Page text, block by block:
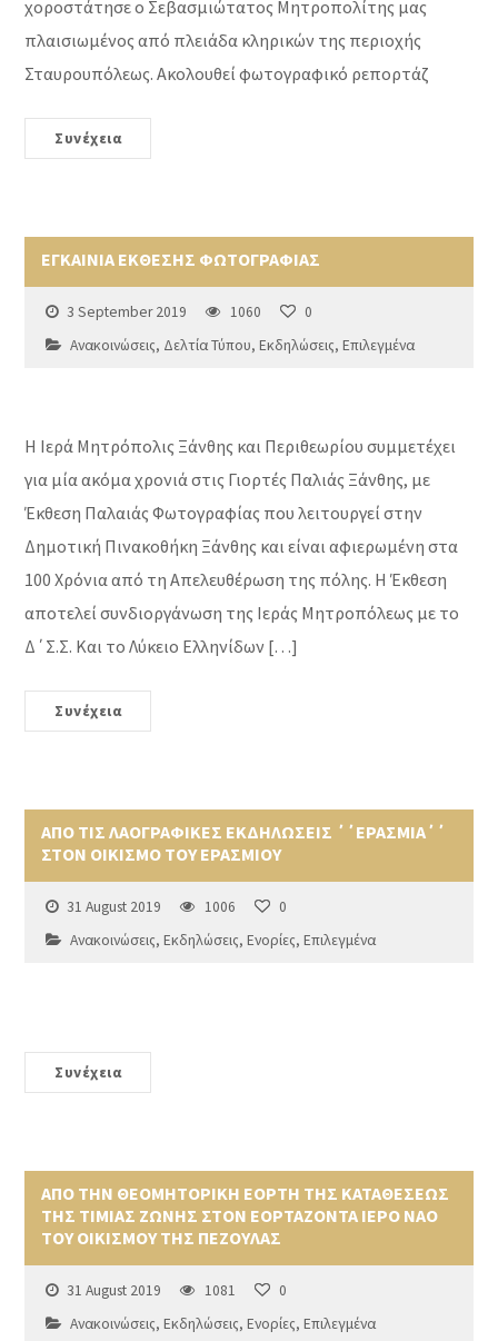
χοροστάτησε ο Σεβασμιώτατος Μητροπολίτης μας
πλαισιωμένος από πλειάδα κληρικών της περιοχής
Σταυρουπόλεως. Ακολουθεί φωτογραφικό ρεπορτάζ
Συνέχεια
ΕΓΚΑΙΝΙΑ ΕΚΘΕΣΗΣ ΦΩΤΟΓΡΑΦΙΑΣ
3 September 2019 1060
0
Ανακοινώσεις, Δελτία Τύπου,Εκδηλώσεις,Επιλεγμένα
Η Ιερά Μητρόπολις Ξάνθης και Περιθεωρίου συμμετέχει
για μία ακόμα χρονιά στις Γιορτές Παλιάς Ξάνθης, με
Έκθεση Παλαιάς Φωτογραφίας που λειτουργεί στην
Δημοτική Πινακοθήκη Ξάνθης και είναι αφιερωμένη στα
100 Χρόνια από τη Απελευθέρωση της πόλης. Η Έκθεση
αποτελεί συνδιοργάνωση της Ιεράς Μητροπόλεως με το
Δ΄Σ.Σ. Και το Λύκειο Ελληνίδων […]
Συνέχεια
ΑΠΟ ΤΙΣ ΛΑΟΓΡΑΦΙΚΕΣ ΕΚΔΗΛΩΣΕΙΣ ΄΄ΕΡΑΣΜΙΑ΄΄
ΣΤΟΝ ΟΙΚΙΣΜΟ ΤΟΥ ΕΡΑΣΜΙΟΥ
31 August 2019 1006
0
Ανακοινώσεις,Εκδηλώσεις,Ενορίες,Επιλεγμένα
Συνέχεια
ΑΠΟ ΤΗΝ ΘΕΟΜΗΤΟΡΙΚΗ ΕΟΡΤΗ ΤΗΣ ΚΑΤΑΘΕΣΕΩΣ
ΤΗΣ ΤΙΜΙΑΣ ΖΩΝΗΣ ΣΤΟΝ ΕΟΡΤΑΖΟΝΤΑ ΙΕΡΟ ΝΑΟ
ΤΟΥ ΟΙΚΙΣΜΟΥ ΤΗΣ ΠΕΖΟΥΛΑΣ
31 August 2019 1081
0
Ανακοινώσεις,Εκδηλώσεις,Ενορίες,Επιλεγμένα